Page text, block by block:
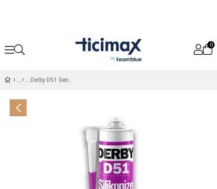
0
Derby D51 Genel Amaçlı Silikonize Mastik Beyaz - 500G